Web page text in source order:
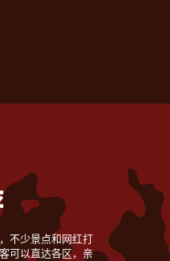
不少景点和网红打
可以直达各区，亲